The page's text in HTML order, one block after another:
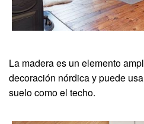
La madera es un elemento
decoración nórdica y puede
suelo como el techo.